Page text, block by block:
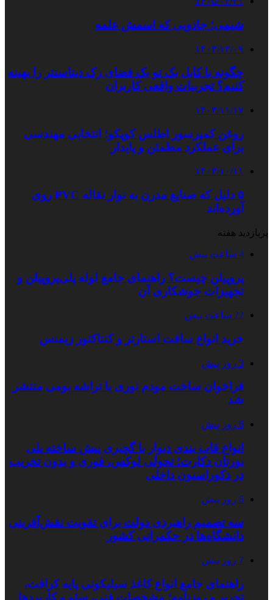
شیمی؛ جادویی که اسمش علمه
۱۴۰۳/۱۲/۰۹
چگونه با کابل بک تو بک فضای رک دیتاسنتر را بهینه
کنیم؟ تجربیات واقعی کاربران
۱۴۰۳/۱۱/۱۷
روغن کمپرسور اطلس کوپکو؛ انتخابی مهندسی
برای عملکرد مطمئن و پایدار
۱۴۰۳/۱۰/۱۱
۵ دلیل که صنایع مدرن به نوار نقاله PVC روی
آورده‌اند
پربازدید هفته
4 ساعت پیش
پروپیلن چیست؟ راهنمای جامع لوله پلی‌پروپیلن و
تجهیزات جوشکاری آن
22 ساعت پیش
خرید انواع سافت استارتر و کنتاکتور زیمنس
3 روز پیش
فراخوان ساخت مودم نوری با تراشه بومی منتشر
شد
6 روز پیش
انواع قاب بندی دیوار با گچبری پیش ساخته پلی
یورتان دکارت؛ تحولی لوکس، فوری و بدون تخریب
در دکوراسیون داخلی
6 روز پیش
سه تصمیم راهبردی دولت برای تقویت نقش‌آفرینی
دانشگاه‌ها در حکمرانی کشور
7 روز پیش
راهنمای جامع انواع کاغذ سیلیکونی پایه کرافت،
تحریر و روزنامه؛ مشخصات فنی، سئو و کاربردها